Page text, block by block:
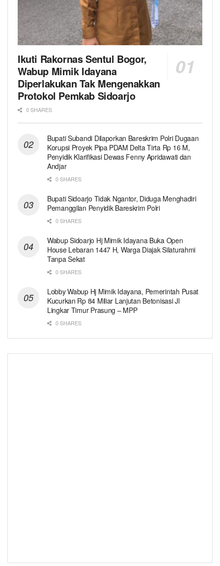
Ikuti Rakornas Sentul Bogor,
Wabup Mimik Idayana
Diperlakukan Tak Mengenakkan
Protokol Pemkab Sidoarjo
0 SHARES
Bupati Subandi Dilaporkan Bareskrim Polri Dugaan
Korupsi Proyek Pipa PDAM Delta Tirta Rp 16 M,
Penyidik Klarifikasi Dewas Fenny Apridawati dan
Andjar
0 SHARES
Bupati Sidoarjo Tidak Ngantor, Diduga Menghadiri
Pemanggilan Penyidik Bareskrim Polri
0 SHARES
Wabup Sidoarjo Hj Mimik Idayana Buka Open
House Lebaran 1447 H, Warga Diajak Silaturahmi
Tanpa Sekat
0 SHARES
Lobby Wabup Hj Mimik Idayana, Pemerintah Pusat
Kucurkan Rp 84 Miliar Lanjutan Betonisasi Jl
Lingkar Timur Prasung – MPP
0 SHARES